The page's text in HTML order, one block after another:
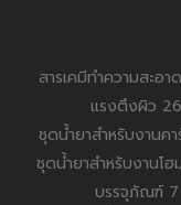
สารเคมีทำความสะอ
แรงตึงผิว 26
ชุดน้ำยาสำหรับงานค
ชุดน้ำยาสำหรับงานโฮ
บรรจุภัณฑ์ 7